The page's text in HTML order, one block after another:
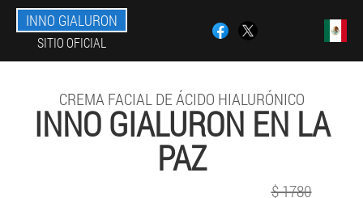
INNO GIALURON
SITIO OFICIAL
CREMA FACIAL DE ÁCIDO HIALURÓNICO
INNO GIALURON EN LA
PAZ
$ 1780